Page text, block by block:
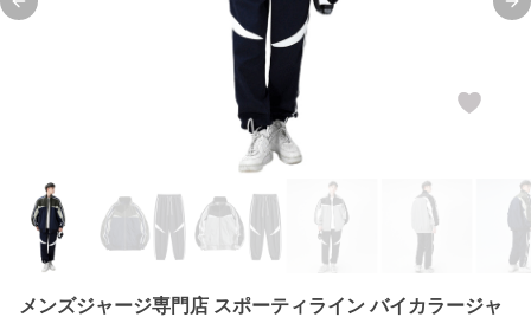
Previous slide
メンズジャージ専門店 スポーティライン バイカラージャ